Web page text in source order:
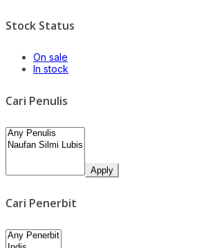
Stock Status
On sale
In stock
Cari Penulis
Apply
Cari Penerbit